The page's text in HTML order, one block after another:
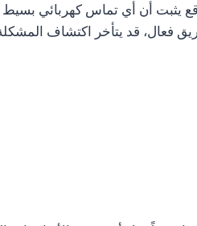
أن أي تماس كهربائي بسيط
فعال، قد يتأخر اكتشاف